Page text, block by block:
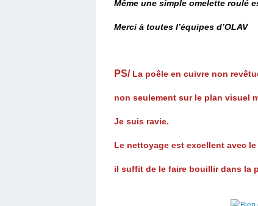
Même une simple omelette roulé
Merci à toutes l’équipes d’OLAV
PS/ La poêle en cuivre non
non seulement sur le plan visuel
Je suis ravie.
Le nettoyage est excellent avec
il suffit de le faire bouillir dans la